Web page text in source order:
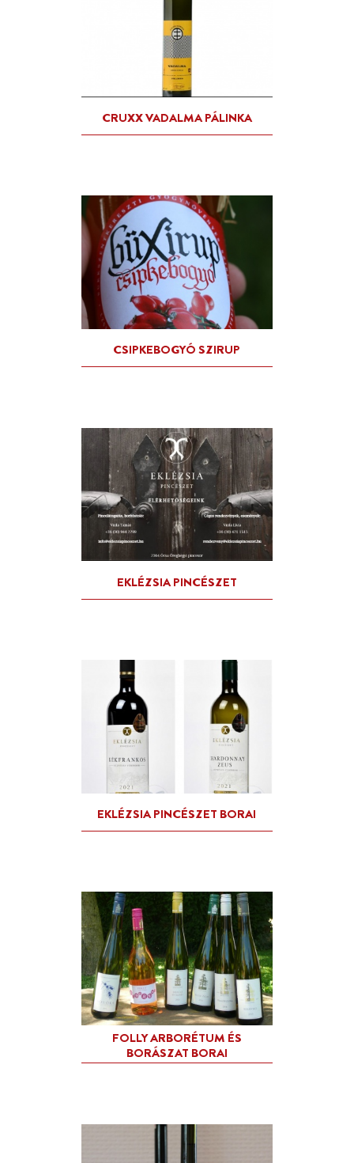
BITTERO
GYOMORKESERŰ
CITROMFŰ SZIRUP
CRUXX KÖKÉNY PÁLINKA